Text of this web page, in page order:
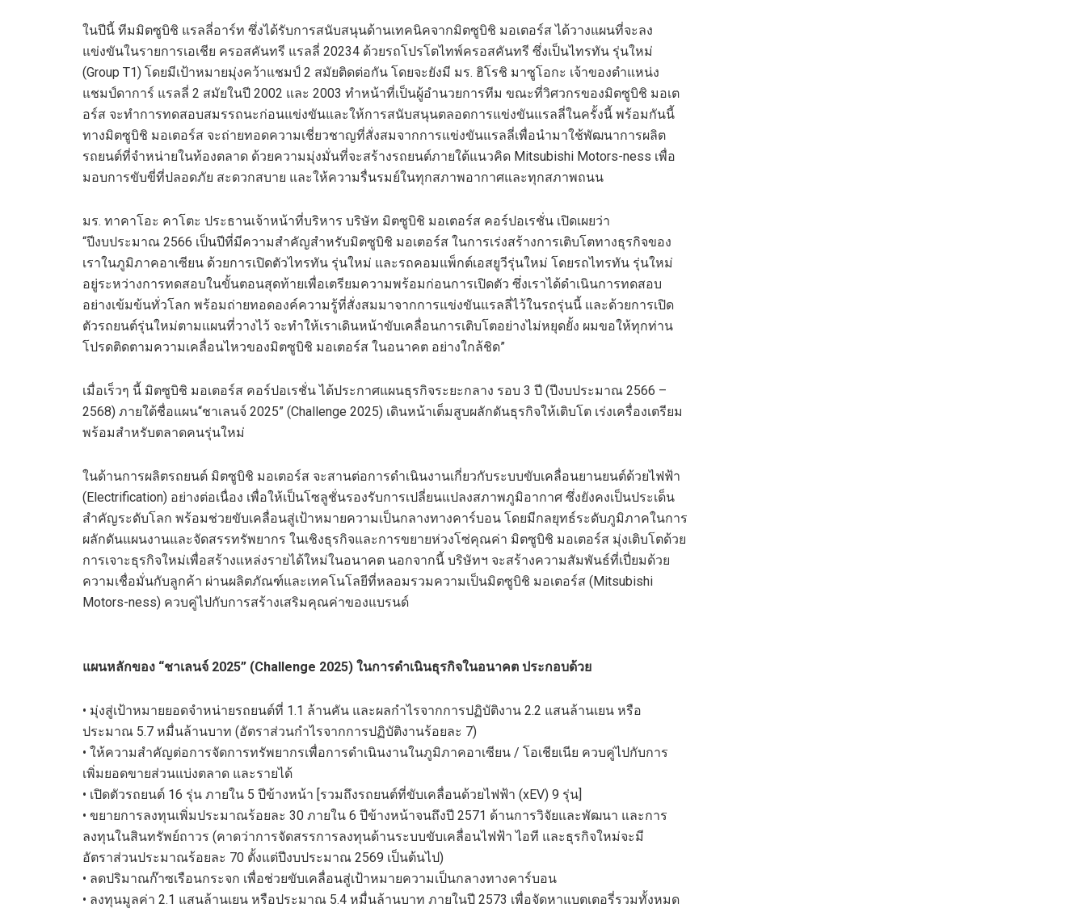
ในปีนี้ ทีมมิตซูบิชิ แรลลี่อาร์ท ซึ่งได้รับการสนับสนุนด้านเทคนิคจากมิตซูบิชิ มอเตอร์ส ได้วางแผนที่จะลง
แข่งขันในรายการเอเชีย ครอสคันทรี แรลลี่ 20234 ด้วยรถโปรโตไทพ์ครอสคันทรี ซึ่งเป็นไทรทัน รุ่นใหม่
(Group T1) โดยมีเป้าหมายมุ่งคว้าแชมป์ 2 สมัยติดต่อกัน โดยจะยังมี มร. ฮิโรชิ มาซูโอกะ เจ้าของตำแหน่ง
แชมป์ดาการ์ แรลลี่ 2 สมัยในปี 2002 และ 2003 ทำหน้าที่เป็นผู้อำนวยการทีม ขณะที่วิศวกรของมิตซูบิชิ มอเต
อร์ส จะทำการทดสอบสมรรถนะก่อนแข่งขันและให้การสนับสนุนตลอดการแข่งขันแรลลี่ในครั้งนี้ พร้อมกันนี้
ทางมิตซูบิชิ มอเตอร์ส จะถ่ายทอดความเชี่ยวชาญที่สั่งสมจากการแข่งขันแรลลี่เพื่อนำมาใชพัฒนาการผลิต
รถยนต์ที่จำหน่ายในท้องตลาด ด้วยความมุ่งมั่นที่จะสร้างรถยนต์ภายใต้แนวคิด Mitsubishi Motors-ness เพื่อ
มอบการขับขี่ที่ปลอดภัย สะดวกสบาย และให้ความรื่นรมย์ในทุกสภาพอากาศและทุกสภาพถนน
มร. ทาคาโอะ คาโตะ ประธานเจ้าหน้าที่บริหาร บริษัท มิตซูบิชิ มอเตอร์ส คอร์ปอเรชั่น เปิดเผยว่า
“ปีงบประมาณ 2566 เป็นปีที่มีความสำคัญสำหรับมิตซูบิชิ มอเตอร์ส ในการเร่งสร้างการเติบโตทางธุรกิจของ
เราในภูมิภาคอาเซียน ด้วยการเปิดตัวไทรทัน รุ่นใหม่ และรถคอมแพ็กต์เอสยูวีรุ่นใหม่ โดยรถไทรทัน รุ่นใหม่
อยู่ระหว่างการทดสอบในขั้นตอนสุดท้ายเพื่อเตรียมความพร้อมก่อนการเปิดตัว ซึ่งเราได้ดำเนินการทดสอบ
อย่างเข้มข้นทั่วโลก พร้อมถ่ายทอดองค์ความรู้ที่สั่งสมมาจากการแข่งขันแรลลี่ไว้ในรถรุ่นนี้ และด้วยการเปิด
ตัวรถยนต์รุ่นใหม่ตามแผนที่วางไว้ จะทำให้เราเดินหน้าขับเคลื่อนการเติบโตอย่างไม่หยุดยั้ง ผมขอให้ทุกท่าน
โปรดติดตามความเคลื่อนไหวของมิตซูบิชิ มอเตอร์ส ในอนาคต อย่างใกล้ชิด”
เมื่อเร็วๆ นี้ มิตซูบิชิ มอเตอร์ส คอร์ปอเรชั่น ได้ประกาศแผนธุรกิจระยะกลาง รอบ 3 ปี (ปีงบประมาณ 2566 –
2568) ภายใต้ชื่อแผน“ชาเลนจ์ 2025” (Challenge 2025) เดินหน้าเต็มสูบผลักดันธุรกิจให้เติบโต เร่งเครื่องเตรียม
พร้อมสำหรับตลาดคนรุ่นใหม่
ในด้านการผลิตรถยนต์ มิตซูบิชิ มอเตอร์ส จะสานต่อการดำเนินงานเกี่ยวกับระบบขับเคลื่อนยานยนต์ด้วยไฟฟ้า
(Electrification) อย่างต่อเนื่อง เพื่อให้เป็นโซลูชั่นรองรับการเปลี่ยนแปลงสภาพภูมิอากาศ ซึ่งยังคงเป็นประเด็น
สำคัญระดับโลก พร้อมช่วยขับเคลื่อนสู่เป้าหมายความเป็นกลางทางคาร์บอน โดยมีกลยุทธ์ระดับภูมิภาคในการ
ผลักดันแผนงานและจัดสรรทรัพยากร ในเชิงธุรกิจและการขยายห่วงโซ่คุณค่า มิตซูบิชิ มอเตอร์ส มุ่งเติบโตด้วย
การเจาะธุรกิจใหม่เพื่อสร้างแหล่งรายได้ใหม่ในอนาคต นอกจากนี้ บริษัทฯ จะสร้างความสัมพันธ์ที่เปี่ยมด้วย
ความเชื่อมั่นกับลูกค้า ผ่านผลิตภัณฑ์และเทคโนโลยีที่หลอมรวมความเป็นมิตซูบิชิ มอเตอร์ส (Mitsubishi
Motors-ness) ควบคู่ไปกับการสร้างเสริมคุณค่าของแบรนด์
แผนหลักของ “ชาเลนจ์ 2025” (Challenge 2025) ในการดำเนินธุรกิจในอนาคต ประกอบด้วย
• มุ่งสู่เป้าหมายยอดจำหน่ายรถยนต์ที่ 1.1 ล้านคัน และผลกำไรจากการปฏิบัติงาน 2.2 แสนล้านเยน หรือ
ประมาณ 5.7 หมื่นล้านบาท (อัตราส่วนกำไรจากการปฏิบัติงานร้อยละ 7)
• ให้ความสำคัญต่อการจัดการทรัพยากรเพื่อการดำเนินงานในภูมิภาคอาเซียน / โอเชียเนีย ควบคู่ไปกับการ
เพิ่มยอดขายส่วนแบ่งตลาด และรายได้
• เปิดตัวรถยนต์ 16 รุ่น ภายใน 5 ปีข้างหน้า [รวมถึงรถยนต์ที่ขับเคลื่อนด้วยไฟฟ้า (xEV) 9 รุ่น]
• ขยายการลงทุนเพิ่มประมาณร้อยละ 30 ภายใน 6 ปีข้างหน้าจนถึงปี 2571 ด้านการวิจัยและพัฒนา และการ
ลงทุนในสินทรัพย์ถาวร (คาดว่าการจัดสรรการลงทุนด้านระบบขับเคลื่อนไฟฟ้า ไอที และธุรกิจใหม่จะมี
อัตราส่วนประมาณร้อยละ 70 ตั้งแต่ปีงบประมาณ 2569 เป็นต้นไป)
• ลดปริมาณก๊าซเรือนกระจก เพื่อช่วยขับเคลื่อนสู่เป้าหมายความเป็นกลางทางคาร์บอน
• ลงทุนมูลค่า 2.1 แสนล้านเยน หรือประมาณ 5.4 หมื่นล้านบาท ภายในปี 2573 เพื่อจัดหาแบตเตอรี่รวมทั้งหมด